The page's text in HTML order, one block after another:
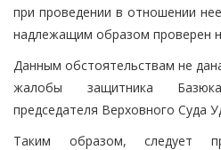
при проведении в отношении
надлежащим образом проверен
Данным обстоятельствам не
жалобы защитника
председателя Верховного Суда
Таким образом, следует